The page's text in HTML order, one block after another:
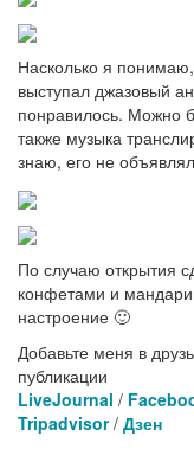
Насколько я
выступал джазовый
понравилось. Можно
также музыка
знаю, его не
По случаю открытия
конфетами и
настроение 🙂
Добавьте меня в
публикации
LiveJournal /
Tripadvisor/ Дзен